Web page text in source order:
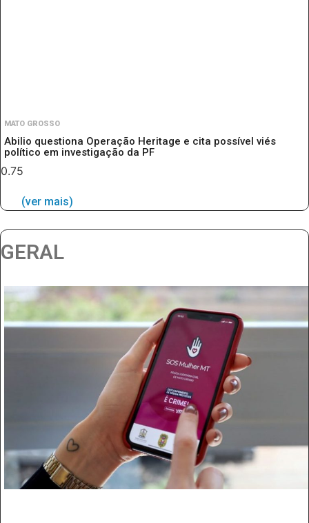
MATO GROSSO
Abilio questiona Operação Heritage e cita possível viés
político em investigação da PF
(ver mais)
GERAL